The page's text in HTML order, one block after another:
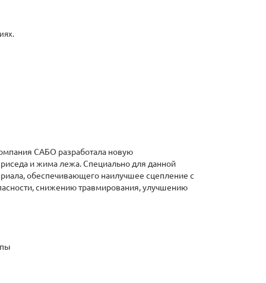
САБО разработала новую
и жима лежа. Специально для данной
обеспечивающего наилучшее сцепление с
снижению травмирования, улучшению